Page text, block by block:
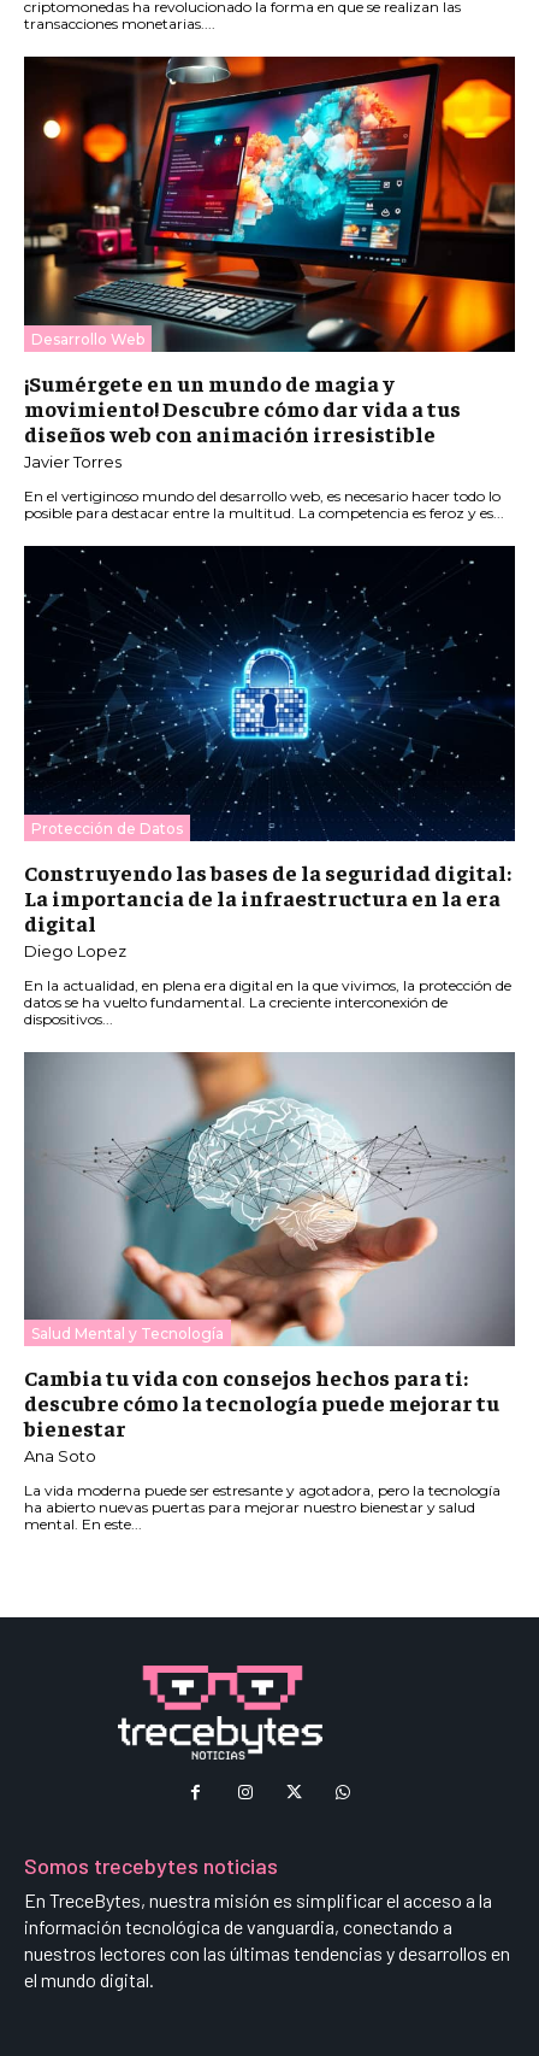
criptomonedas ha revolucionado la forma en que se realizan las
transacciones monetarias....
Desarrollo Web
¡Sumérgete en un mundo de magia y
movimiento! Descubre cómo dar vida a tus
diseños web con animación irresistible
Javier Torres
En el vertiginoso mundo del desarrollo web, es necesario hacer todo lo
posible para destacar entre la multitud. La competencia es feroz y es...
Protección de Datos
Construyendo las bases de la seguridad digital:
La importancia de la infraestructura en la era
digital
Diego Lopez
En la actualidad, en plena era digital en la que vivimos, la protección de
datos se ha vuelto fundamental. La creciente interconexión de
dispositivos...
Salud Mental y Tecnología
Cambia tu vida con consejos hechos para ti:
descubre cómo la tecnología puede mejorar tu
bienestar
Ana Soto
La vida moderna puede ser estresante y agotadora, pero la tecnología
ha abierto nuevas puertas para mejorar nuestro bienestar y salud
mental. En este...
Somos trecebytes noticias
En TreceBytes, nuestra misión es simplificar el acceso a la
información tecnológica de vanguardia, conectando a
nuestros lectores con las últimas tendencias y desarrollos en
el mundo digital.